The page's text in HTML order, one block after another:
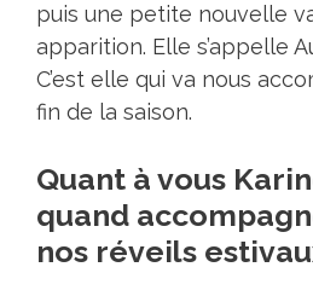
puis une petite nouvelle
apparition. Elle s’appelle
C’est elle qui va nous
fin de la saison.
Quant à vous
quand
nos réveils